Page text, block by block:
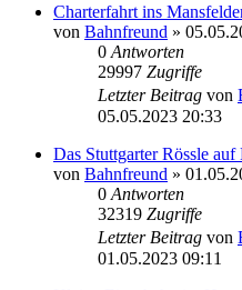
Charterfahrt ins
von Bahnfreund »
0 Antworten
29997 Zugriffe
Letzter Beitrag von
05.05.2023 20:33
Das Stuttgarter Rössle
von Bahnfreund »
0 Antworten
32319 Zugriffe
Letzter Beitrag von
01.05.2023 09:11